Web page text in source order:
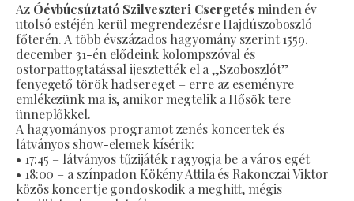
Az Óévbúcsúztató Szilveszteri Csergetés minden év
utolsó estéjén kerül megrendezésre Hajdúszoboszló
főterén. A több évszázados hagyomány szerint 1559.
december 31-én elődeink kolompszóval és
ostorpattogtatással ijesztették el a „Szoboszlót”
fenyegető török hadsereget – erre az eseményre
emlékezünk ma is, amikor megtelik a Hősök tere
ünneplőkkel.
A hagyományos programot zenés koncertek és
látványos show-elemek kísérik:
• 17:45 – látványos tűzijáték ragyogja be a város egét
• 18:00 – a színpadon Kökény Attila és Rakonczai Viktor
közös koncertje gondoskodik a meghitt, mégis